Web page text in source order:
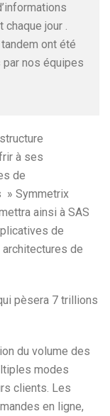
jour .
ont été
nos équipes
à ses
de
» Symmetrix
ainsi à SAS
de
de
pèsera 7 trillions
du volume des
modes
clients. Les
en ligne,